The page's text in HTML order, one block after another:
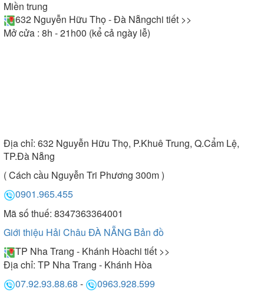
Miền trung
632 Nguyễn Hữu Thọ - Đà Nẵngchi tiết >>
Mở cửa : 8h - 21h00 (kể cả ngày lễ)
Địa chỉ: 632 Nguyễn Hữu Thọ, P.Khuê Trung, Q.Cẩm Lệ,
TP.Đà Nẵng
( Cách cầu Nguyễn Tri Phương 300m )
0901.965.455
Mã số thuế: 8347363364001
Giới thiệu Hải Châu ĐÀ NẴNG Bản đồ
TP Nha Trang - Khánh Hòachi tiết >>
Địa chỉ: TP Nha Trang - Khánh Hòa
07.92.93.88.68 -
0963.928.599